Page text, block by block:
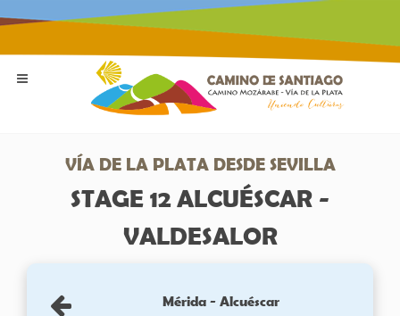
VÍA DE LA PLATA DESDE SEVILLA
STAGE 12 ALCUÉSCAR -
VALDESALOR
Mérida - Alcuéscar